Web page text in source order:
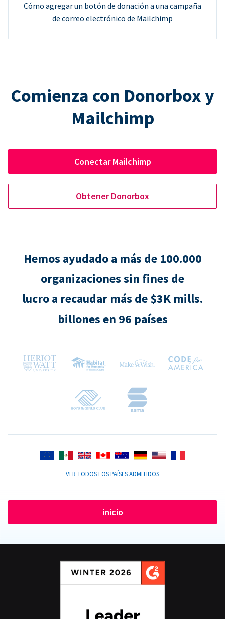
Cómo agregar un botón de donación a una campaña
de correo electrónico de Mailchimp
Comienza con Donorbox y
Mailchimp
Conectar Mailchimp
Obtener Donorbox
Hemos ayudado a más de 100.000
organizaciones sin fines de
lucro a recaudar más de $3K mills.
billones en 96 países
VER TODOS LOS PAÍSES ADMITIDOS
inicio